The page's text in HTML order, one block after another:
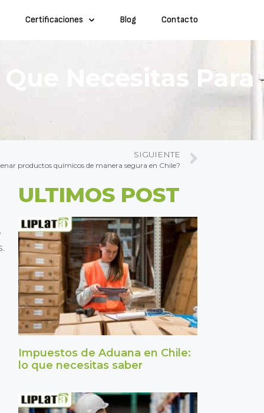
Certificaciones Blog Contacto
Necesitas Para
SIGUIENTE
productos químicos de manera segura en Chile?
ULTIMOS POST
Impuestos de Aduana en Chile:
lo que necesitas saber